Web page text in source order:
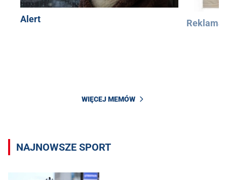
Alert Reklama
WIĘCEJ MEMÓW
NAJNOWSZE SPORT